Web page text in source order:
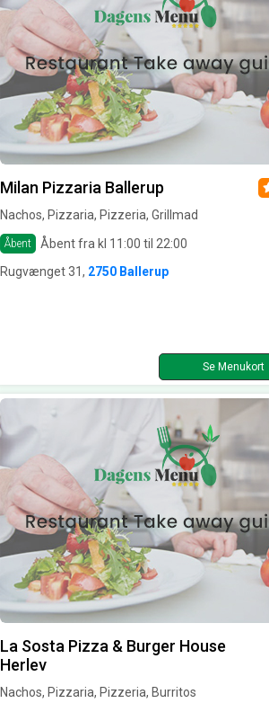
Milan Pizzaria Ballerup
Nachos, Pizzaria, Pizzeria, Grillmad
Åbent Åbent fra kl 11:00 til 22:00
Rugvænget 31, 2750 Ballerup
Se Menukort
La Sosta Pizza & Burger House
Herlev
Nachos, Pizzaria, Pizzeria, Burritos